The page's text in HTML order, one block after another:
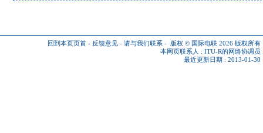
回到本页页首 - 反馈意见 - 请与我们联系 - 版权 © 国际电联 2026 版权所有
本网页联系人 : ITU-R的网络协调员
最近更新日期 : 2013-01-30